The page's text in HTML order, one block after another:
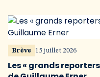
Brève 15 juillet 2026
Les « grands